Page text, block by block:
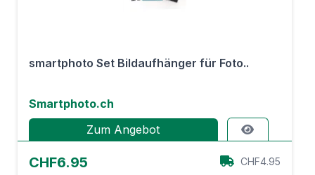
smartphoto Set Bildaufhänger für Foto..
Smartphoto.ch
Zum Angebot
CHF6.95 CHF4.95